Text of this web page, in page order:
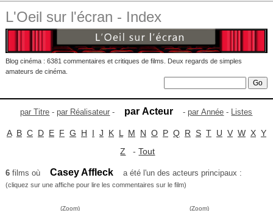
L'Oeil sur l'écran - Index
Blog cinéma : 6381 commentaires et critiques de films. Deux regards de simples
amateurs de cinéma.
par Titre -par Réalisateur - par Acteur -par Année - Listes
A B C D E F G H I J K L M N O P Q R S T U V W X Y
Z -Tout
6films où Casey Affleck a été l'un des acteurs principaux :
(cliquez sur une affiche pour lire les commentaires sur le film)
(Zoom) (Zoom)